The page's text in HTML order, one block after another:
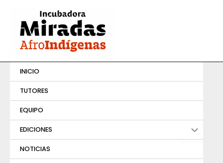
contenido
INICIO
TUTORES
EQUIPO
EDICIONES
NOTICIAS